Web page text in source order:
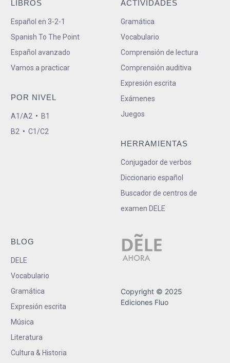
LIBROS
Español en 3-2-1
Spanish To The Point
Español avanzado
Vamos a practicar
POR NIVEL
A1/A2 • B1
B2 • C1/C2
ACTIVIDADES
Gramática
Vocabulario
Comprensión de lectura
Comprensión auditiva
Expresión escrita
Exámenes
Juegos
HERRAMIENTAS
Conjugador de verbos
Diccionario español
Buscador de centros de
examen DELE
BLOG
DELE
Vocabulario
Gramática
Expresión escrita
Música
Literatura
Cultura & Historia
Copyright © 2025
Ediciones Fluo